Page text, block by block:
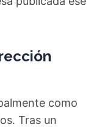
como
Tras un